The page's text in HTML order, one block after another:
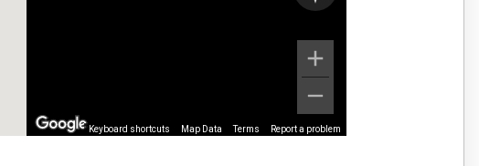
Keyboard shortcuts Map Data Terms Report a problem